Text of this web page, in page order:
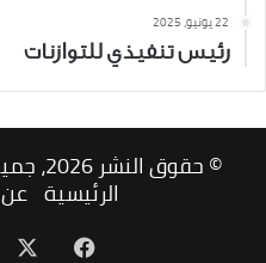
22 يونيو، 2025
رئيس تنفيذي للتوازنات
© حقوق النشر 2026، جميع الحقوق محفوظة |
الرئيسية عن
فيسبوك